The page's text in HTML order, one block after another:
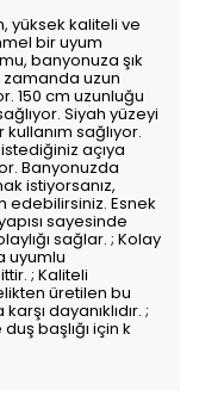
yüksek kaliteli ve
bir uyum
banyonuza şık
uzun
150 cm uzunluğu
Siyah yüzeyi
sağlıyor.
istediğiniz açıya
Banyonuzda
istiyorsanız,
edebilirsiniz. Esnek
sayesinde
sağlar. ; Kolay
uyumlu
; Kaliteli
üretilen bu
dayanıklıdır. ;
başlığı için k